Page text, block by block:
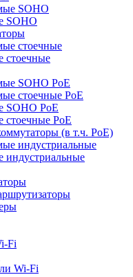
SOHO
SOHO
стоечные
стоечные
SOHO PoE
стоечные PoE
SOHO PoE
стоечные PoE
(в т.ч. РоЕ)
индустриальные
индустриальные
Fi
Wi-Fi